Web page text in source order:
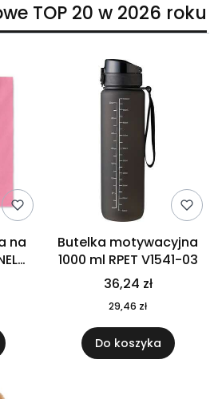
TOP 20 w 2026 roku
na
11
Butelka motywacyjna
1000 ml RPET V1541-03
36,24 zł
29,46 zł
Do koszyka